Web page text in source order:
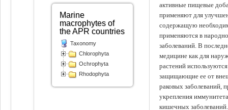
активные пищевые
применяют для
содержащую
применяются в
заболеваний. В
медицине как для
растений
защищающие ее от
раковых заболеваний,
укрепления
кишечных
Marine
macrophytes of
the APR countries
Taxonomy
Chlorophyta
Ochrophyta
Rhodophyta